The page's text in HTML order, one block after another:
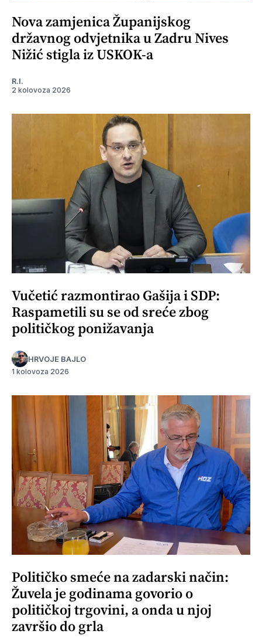
Nova zamjenica Županijskog
državnog odvjetnika u Zadru Nives
Nižić stigla iz USKOK-a
R.I.
2 kolovoza 2026
Vučetić razmontirao Gašija i SDP:
Raspametili su se od sreće zbog
političkog ponižavanja
HRVOJE BAJLO
1 kolovoza 2026
Političko smeće na zadarski način:
Žuvela je godinama govorio o
političkoj trgovini, a onda u njoj
završio do grla